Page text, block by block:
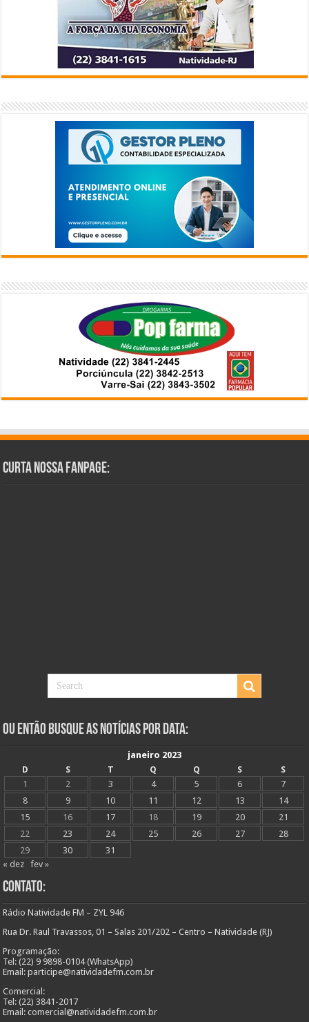
Curta Nossa Fanpage:
Ou Então Busque as Notícias Por Data:
janeiro 2023
D
S T Q Q S
S
1
2 3 4 5 6
7
8
9 10 11 12 13
14
15
16 17 18 19 20
21
22
23 24 25 26 27
28
29
30
31
« dez
fev »
Contato:
Rádio Natividade FM – ZYL 946
Rua Dr. Raul Travassos, 01 – Salas 201/202 – Centro – Natividade (RJ)
Programação:
Tel: (22) 9 9898-0104 (WhatsApp)
Email: participe@natividadefm.com.br
Comercial:
Tel: (22) 3841-2017
Email: comercial@natividadefm.com.br